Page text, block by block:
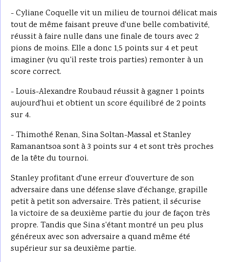
- Cyliane Coquelle vit un milieu de tournoi délicat mais
tout de même faisant preuve d'une belle combativité,
réussit à faire nulle dans une finale de tours avec 2
pions de moins. Elle a donc 1,5 points sur 4 et peut
imaginer (vu qu'il reste trois parties) remonter à un
score correct.
- Louis-Alexandre Roubaud réussit à gagner 1 points
aujourd'hui et obtient un score équilibré de 2 points
sur 4.
- Thimothé Renan, Sina Soltan-Massal et Stanley
Ramanantsoa sont à 3 points sur 4 et sont très proches
de la tête du tournoi.
Stanley profitant d'une erreur d'ouverture de son
adversaire dans une défense slave d'échange, grapille
petit à petit son adversaire. Très patient, il sécurise
la victoire de sa deuxième partie du jour de façon très
propre. Tandis que Sina s'étant montré un peu plus
généreux avec son adversaire a quand même été
supérieur sur sa deuxième partie.